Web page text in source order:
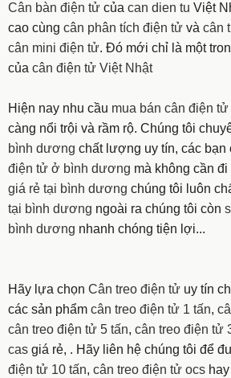
Cân bàn điện tử của can dien tu Việt
cao cùng cân phân tích điện tử và cân
cân mini điện tử. Đó mới chỉ là một
của cân điện tử Việt Nhật
Hiện nay nhu cầu mua bán cân điện
càng nổi trội và rầm rộ. Chúng tôi
bình dương chất lượng uy tín, các bạn
điện tử ở bình dương mà không cần
giá rẻ tại bình dương chúng tôi luôn
tại bình dương ngoài ra chúng tôi còn
bình dương nhanh chóng tiện lợi...
Hãy lựa chọn Cân treo điện tử uy tín
các sản phẩm cân treo điện tử 1 tấn,
cân treo điện tử 5 tấn, cân treo điện tử
cas giá rẻ, . Hãy liên hệ chúng tôi để
điện tử 10 tấn, cân treo điện tử ocs hay